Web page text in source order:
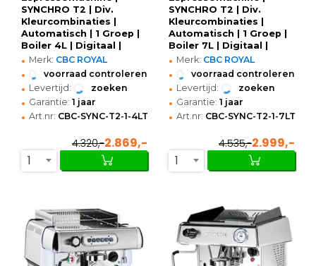
SYNCHRO T2 | Div.
Kleurcombinaties |
Automatisch | 1 Groep |
Boiler 4L | Digitaal |
230V |
473x602x586(h)mm
• Merk: CBC ROYAL
• voorraad controleren
• Levertijd: zoeken
• Garantie: 1 jaar
• Art.nr: CBC-SYNC-T2-1-4LTRT-BI/BL
4.320,-2.869,-
1
SYNCHRO T2 | Div.
Kleurcombinaties |
Automatisch | 1 Groep |
Boiler 7L | Digitaal |
230V |
473x602x586(h)mm
• Merk: CBC ROYAL
• voorraad controleren
• Levertijd: zoeken
• Garantie: 1 jaar
• Art.nr: CBC-SYNC-T2-1-7LTRT-
4.535,-2.999,-
1